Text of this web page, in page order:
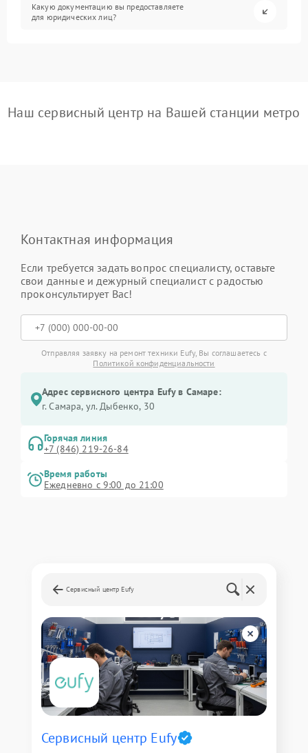
Какую документацию вы предоставляете
для юридических лиц?
Наш сервисный центр на Вашей станции метро
Контактная информация
Если требуется задать вопрос специалисту, оставьте
свои данные и дежурный специалист с радостью
проконсультирует Вас!
Отправляя заявку на ремонт техники Eufy, Вы соглашаетесь с
Политикой конфиденциальности
Адрес сервисного центра Eufy в Самаре:
г. Самара, ул. Дыбенко, 30
Горячая линия
+7 (846) 219-26-84
Время работы
Ежедневно с 9:00 до 21:00
Сервисный центр Eufy
Сервисный центр Eufy